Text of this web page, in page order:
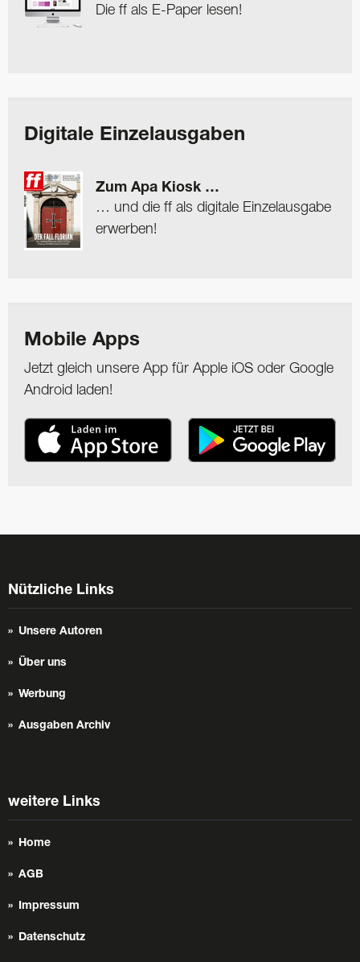
Die ff als E-Paper lesen!
Digitale Einzelausgaben
Zum Apa Kiosk …
… und die ff als digitale Einzelausgabe
erwerben!
Mobile Apps
Jetzt gleich unsere App für Apple iOS oder Google
Android laden!
Nützliche Links
Unsere Autoren
Über uns
Werbung
Ausgaben Archiv
weitere Links
Home
AGB
Impressum
Datenschutz